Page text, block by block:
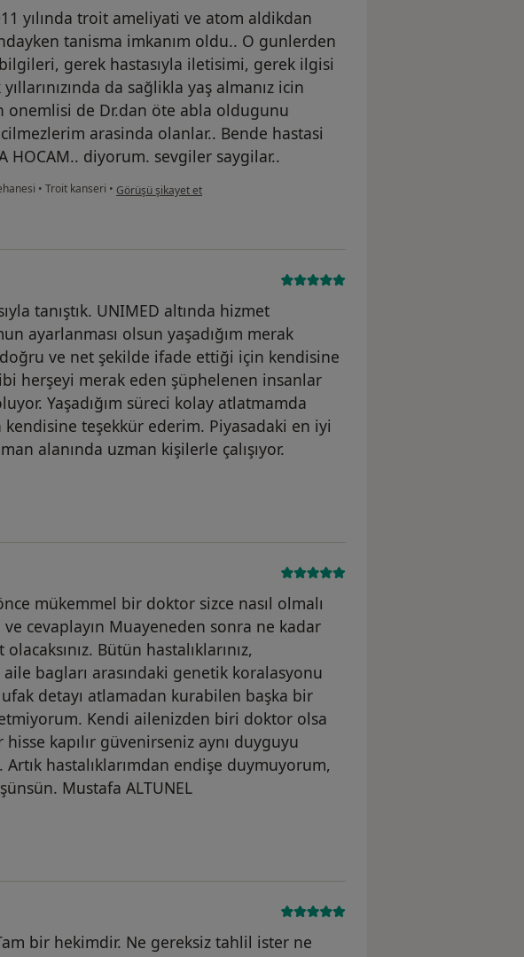
yılında troit ameliyati ve atom aldikdan
tanisma imkanım oldu.. O gunlerden
gerek hastasıyla iletisimi, gerek ilgisi
da sağlikla yaş almanız icin
de Dr.dan öte abla oldugunu
arasinda olanlar.. Bende hastasi
HOCAM.. diyorum. sevgiler saygilar..
• Troit kanseri • kullanıcının görüşüne göre eb....
Görüşü şikayet et
tanıştık. UNIMED altında hizmet
ayarlanması olsun yaşadığım merak
ve net şekilde ifade ettiği için kendisine
herşeyi merak eden şüphelenen insanlar
Yaşadığım süreci kolay atlatmamda
kendisine teşekkür ederim. Piyasadaki en iyi
alanında uzman kişilerle çalışıyor.
göre he...i
mükemmel bir doktor sizce nasıl olmalı
cevaplayın Muayeneden sonra ne kadar
Bütün hastalıklarınız,
aile bagları arasındaki genetik koralasyonu
detayı atlamadan kurabilen başka bir
Kendi ailenizden biri doktor olsa
kapılır güvenirseniz aynı duyguyu
Artık hastalıklarımdan endişe duymuyorum,
Mustafa ALTUNEL
göre he...i
bir hekimdir. Ne gereksiz tahlil ister ne